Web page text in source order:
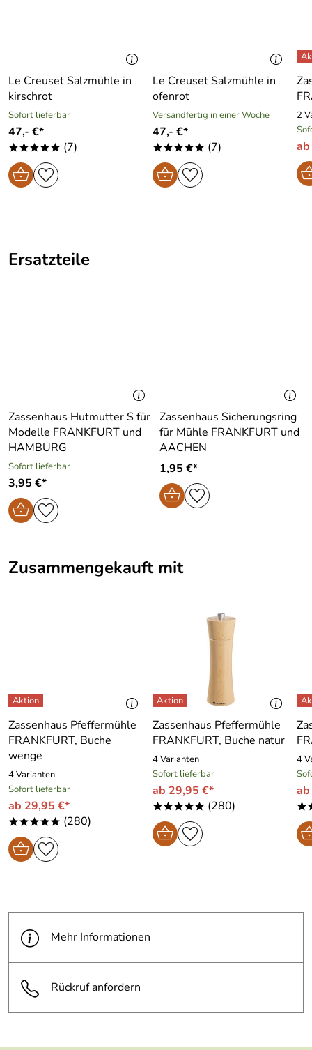
Le Creuset Salzmühle in
kirschrot
Sofort lieferbar
47,- €*
***** (7)
Le Creuset Salzmühle in
ofenrot
Versandfertig in einer Woche
47,- €*
***** (7)
2
Ersatzteile
Zassenhaus Hutmutter S für
Modelle FRANKFURT und
HAMBURG
Sofort lieferbar
3,95 €*
Zassenhaus Sicherungsring
für Mühle FRANKFURT und
AACHEN
1,95 €*
Zusammengekauft mit
Zassenhaus Pfeffermühle
FRANKFURT, Buche
wenge
4 Varianten
Sofort lieferbar
ab 29,95 €*
***** (280)
Zassenhaus Pfeffermühle
FRANKFURT, Buche natur
4 Varianten
Sofort lieferbar
ab 29,95 €*
***** (280)
4
Mehr Informationen
Rückruf anfordern